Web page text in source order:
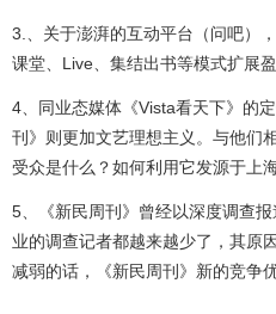
3.、关于澎湃的互动平台（问吧）
课堂、Live、集结出书等模式扩展
4、同业态媒体《Vista看天下》的
刊》则更加文艺理想主义。与他们
受众是什么？如何利用它发源于上
5、《新民周刊》曾经以深度调查
业的调查记者都越来越少了，其原
减弱的话，《新民周刊》新的竞争